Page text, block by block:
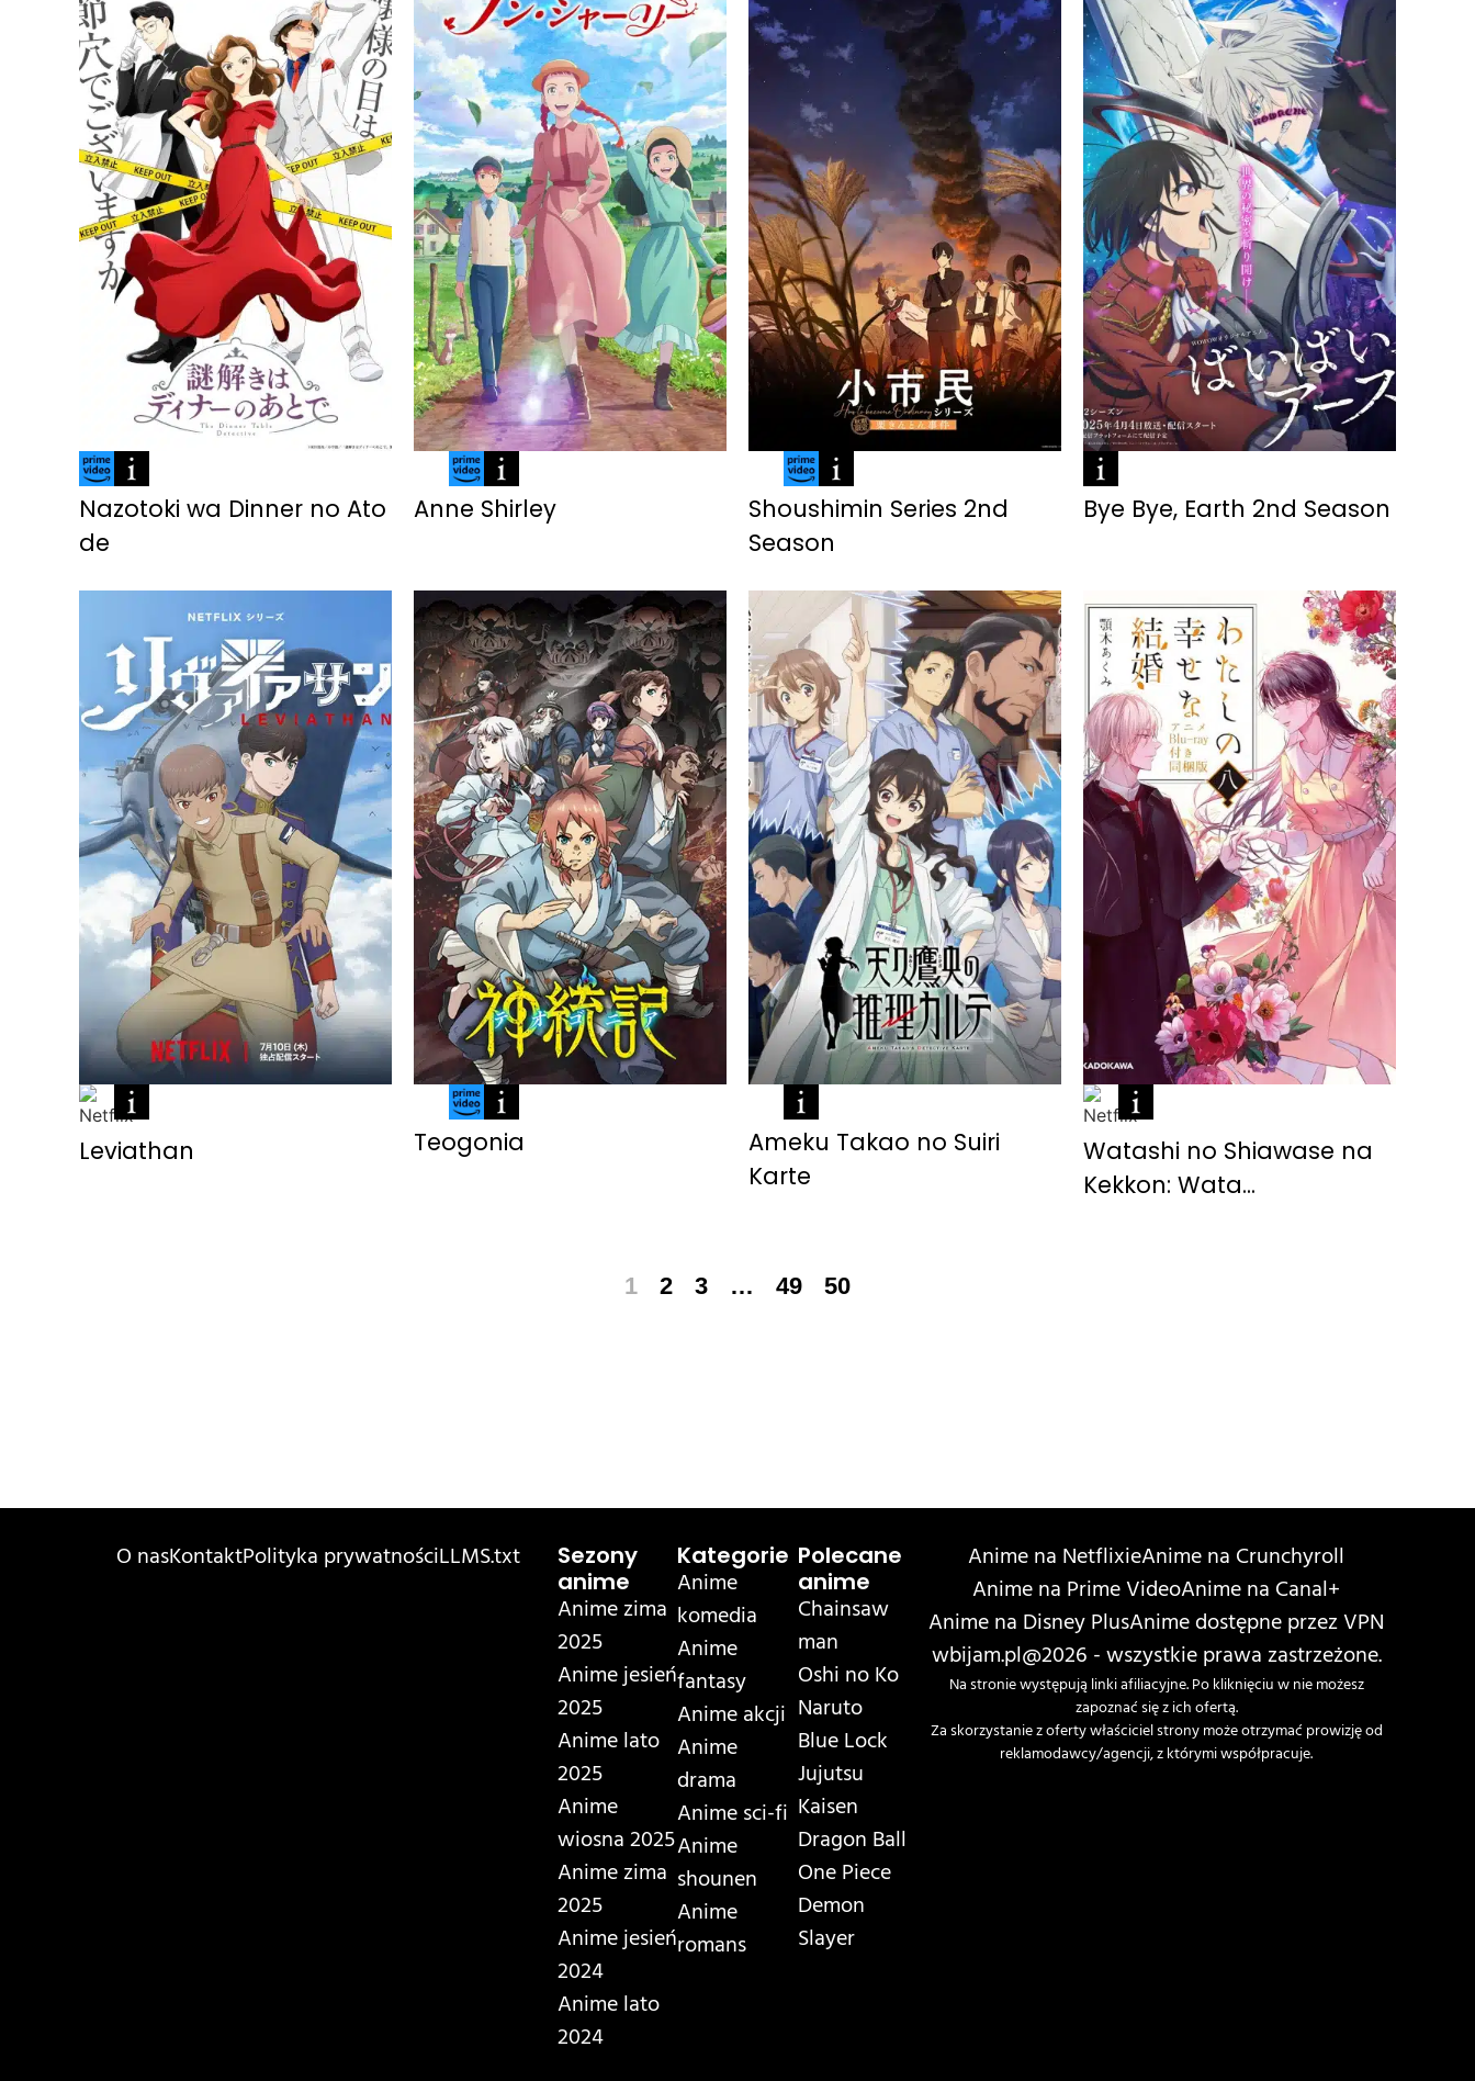
Nazotoki wa Dinner no Ato
de
Anne Shirley
Shoushimin Series 2nd
Season
Bye Bye, Earth 2nd Season
Leviathan Teogonia
Ameku Takao no Suiri
Karte
Watashi no Shiawase na
Kekkon: Wata...
1 2 3 … 49 50
O nasKontaktPolityka prywatnościLLMS.txt
Sezony
anime
Anime zima
2025
Anime jesień
2025
Anime lato
2025
Anime
wiosna 2025
Anime zima
2025
Anime jesień
2024
Anime lato
2024
Kategorie
Anime
komedia
Anime
fantasy
Anime akcji
Anime
drama
Anime sci-fi
Anime
shounen
Anime
romans
Polecane
anime
Chainsaw
man
Oshi no Ko
Naruto
Blue Lock
Jujutsu
Kaisen
Dragon Ball
One Piece
Demon
Slayer
Anime na NetflixieAnime na Crunchyroll
Anime na Prime VideoAnime na Canal+
Anime na Disney PlusAnime dostępne przez VPN
wbijam.pl@2026 - wszystkie prawa zastrzeżone.
Na stronie występują linki afiliacyjne. Po kliknięciu w nie możesz
zapoznać się z ich ofertą.
Za skorzystanie z oferty właściciel strony może otrzymać prowizję od
reklamodawcy/agencji, z którymi współpracuje.